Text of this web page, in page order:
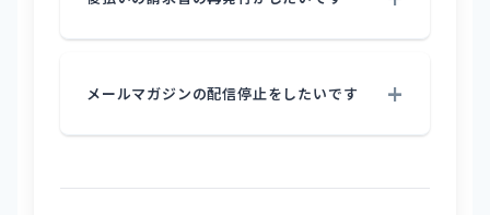
メールマガジンの配信停止をしたいです